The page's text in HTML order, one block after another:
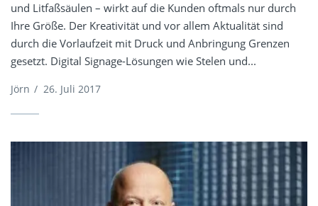
und Litfaßsäulen – wirkt auf die Kunden oftmals nur durch
Ihre Größe. Der Kreativität und vor allem Aktualität sind
durch die Vorlaufzeit mit Druck und Anbringung Grenzen
gesetzt. Digital Signage-Lösungen wie Stelen und...
Jörn / 26. Juli 2017